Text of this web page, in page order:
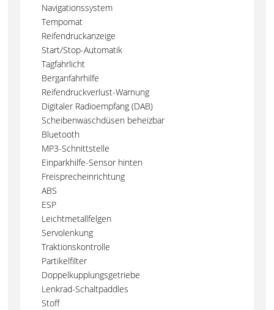
Navigationssystem
Tempomat
Reifendruckanzeige
Start/Stop-Automatik
Tagfahrlicht
Berganfahrhilfe
Reifendruckverlust-Warnung
Digitaler Radioempfang (DAB)
Scheibenwaschdüsen beheizbar
Bluetooth
MP3-Schnittstelle
Einparkhilfe-Sensor hinten
Freisprecheinrichtung
ABS
ESP
Leichtmetallfelgen
Servolenkung
Traktionskontrolle
Partikelfilter
Doppelkupplungsgetriebe
Lenkrad-Schaltpaddles
Stoff